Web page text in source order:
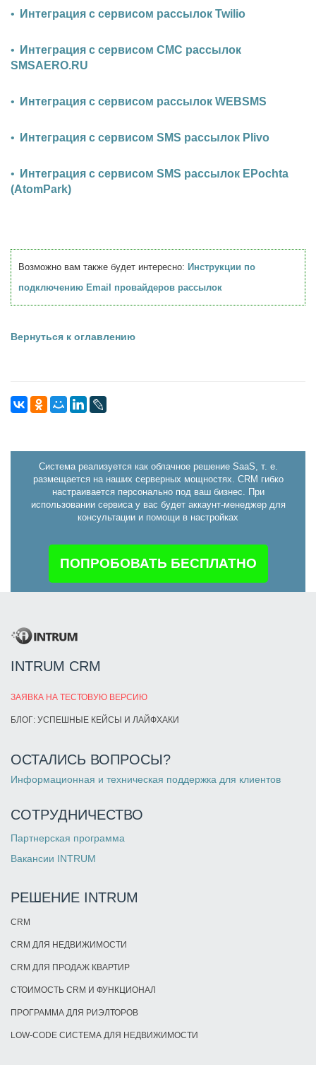
Интеграция с сервисом рассылок Twilio
Интеграция с сервисом СМС рассылок
SMSAERO.RU
Интеграция с сервисом рассылок WEBSMS
Интеграция с сервисом SMS рассылок Plivo
Интеграция с сервисом SMS рассылок EPochta
(AtomPark)
Возможно вам также будет интересно: Инструкции по
подключению Email провайдеров рассылок
Вернуться к оглавлению
Система реализуется как облачное решение SaaS, т. е.
размещается на наших серверных мощностях. CRM гибко
настраивается персонально под ваш бизнес. При
использовании сервиса у вас будет аккаунт-менеджер для
консультации и помощи в настройках
ПОПРОБОВАТЬ БЕСПЛАТНО
INTRUM CRM
ЗАЯВКА НА ТЕСТОВУЮ ВЕРСИЮ
БЛОГ: УСПЕШНЫЕ КЕЙСЫ И ЛАЙФХАКИ
ОСТАЛИСЬ ВОПРОСЫ?
Информационная и техническая поддержка для клиентов
СОТРУДНИЧЕСТВО
Партнерская программа
Вакансии INTRUM
РЕШЕНИЕ INTRUM
CRM
CRM ДЛЯ НЕДВИЖИМОСТИ
CRM ДЛЯ ПРОДАЖ КВАРТИР
СТОИМОСТЬ CRM И ФУНКЦИОНАЛ
ПРОГРАММА ДЛЯ РИЭЛТОРОВ
LOW-CODE СИСТЕМА ДЛЯ НЕДВИЖИМОСТИ